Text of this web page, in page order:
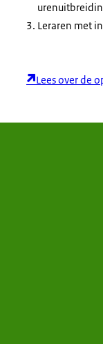
Leraren met
Lees over de